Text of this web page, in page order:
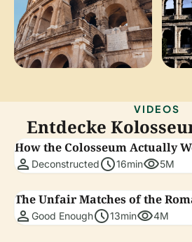
VIDEOS
Entdecke
How the Colosseum Actually
person Deconstructedschedule16minvisibility5M
The Unfair Matches of the
person Good Enoughschedule13minvisibility4M